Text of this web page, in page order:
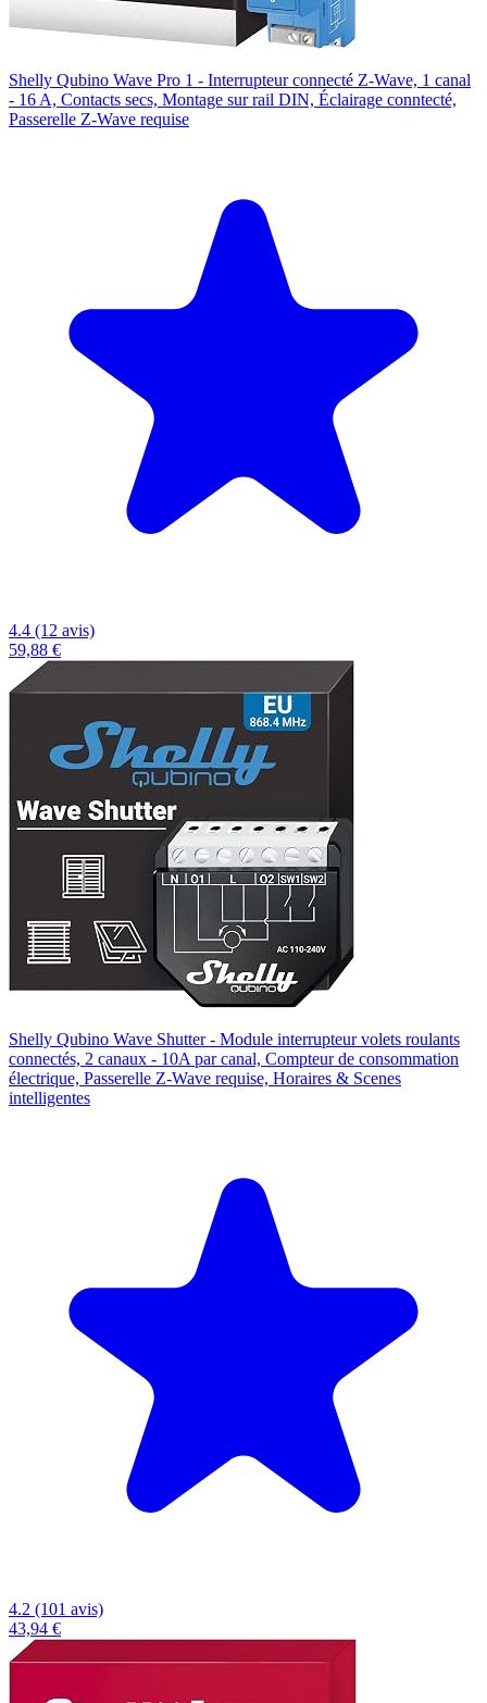
Shelly Qubino Wave Pro 1 - Interrupteur connecté Z-Wave, 1 canal
- 16 A, Contacts secs, Montage sur rail DIN, Éclairage conntecté,
Passerelle Z-Wave requise
4.4 (12 avis)
59,88 €
Shelly Qubino Wave Shutter - Module interrupteur volets roulants
connectés, 2 canaux - 10A par canal, Compteur de consommation
électrique, Passerelle Z-Wave requise, Horaires & Scenes
intelligentes
4.2 (101 avis)
43,94 €